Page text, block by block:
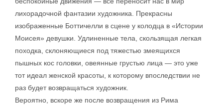
лихорадочной фантазии художника. Прекрасны
изображенные Боттичелли в сцене у колодца в «Истории
Моисея» девушки. Удлиненные тела, скользящая легкая
походка, склоняющиеся под тяжестью змеящихся
пышных кос головки, овеянные грустью лица — это уже
тот идеал женской красоты, к которому впоследствии не
раз будет возвращаться художник.
Вероятно, вскоре же после возвращения из Рима